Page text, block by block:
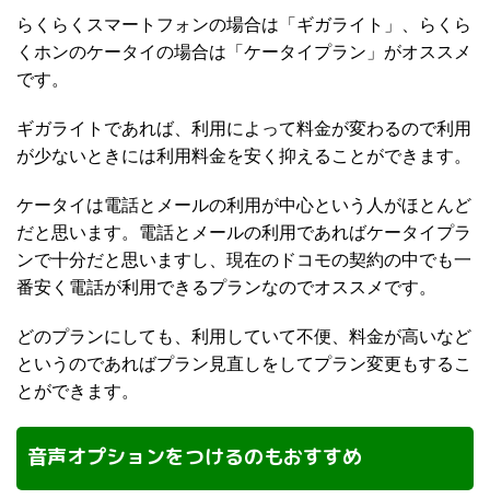
らくらくスマートフォンの場合は「ギガライト」、らくら
くホンのケータイの場合は「ケータイプラン」がオススメ
です。
ギガライトであれば、利用によって料金が変わるので利用
が少ないときには利用料金を安く抑えることができます。
ケータイは電話とメールの利用が中心という人がほとんど
だと思います。電話とメールの利用であればケータイプラ
ンで十分だと思いますし、現在のドコモの契約の中でも一
番安く電話が利用できるプランなのでオススメです。
どのプランにしても、利用していて不便、料金が高いなど
というのであればプラン見直しをしてプラン変更もするこ
とができます。
音声オプションをつけるのもおすすめ